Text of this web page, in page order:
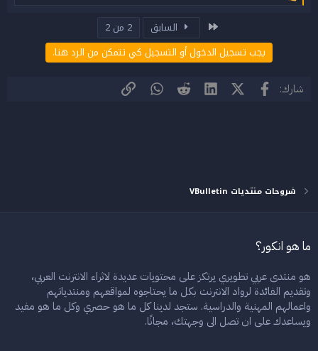
ت
السابق
2 من 2
يجب تسجيل الدخول أو التسجيل كي تتمكن من الرد هنا.
شارك: فيسبوك X (Twitter)
LinkedIn
Reddit
WhatsApp
الرابط
شروحات منتديات VBulletin
ما هو انكور؟
هو منتدى عربي تطويري يرتكز على محتويات عديدة لاثراء الانترنت العربي،
وتقديم الفائدة لرواد الانترنت بكل ما يحتاجوه لمواقعهم ومنتدياتهم
واعمالهم المهنية والدراسية. ستجد لدينا كل ما هو حصري وكل ما هو مفيد
ويساعدك على ان تصل الى وجهتك، مجانًا.